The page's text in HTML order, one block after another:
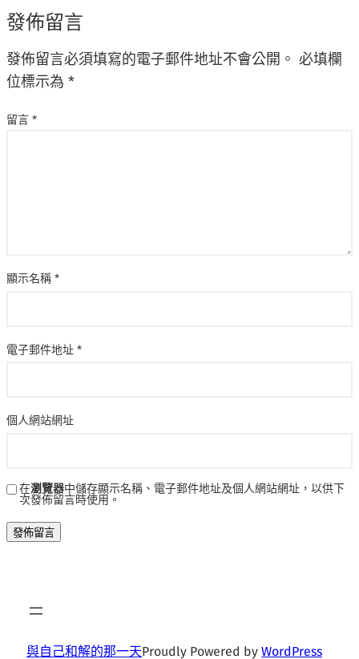
發佈留言
發佈留言必須填寫的電子郵件地址不會公開。 必填欄
位標示為 *
留言 *
顯示名稱 *
電子郵件地址 *
個人網站網址
在瀏覽器中儲存顯示名稱、電子郵件地址及個人網站網址，以供下
次發佈留言時使用。
與自己和解的那一天Proudly Powered by WordPress